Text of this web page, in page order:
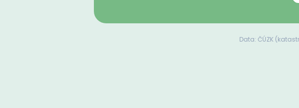
Data: ČÚZK